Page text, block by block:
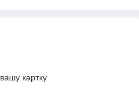
картку